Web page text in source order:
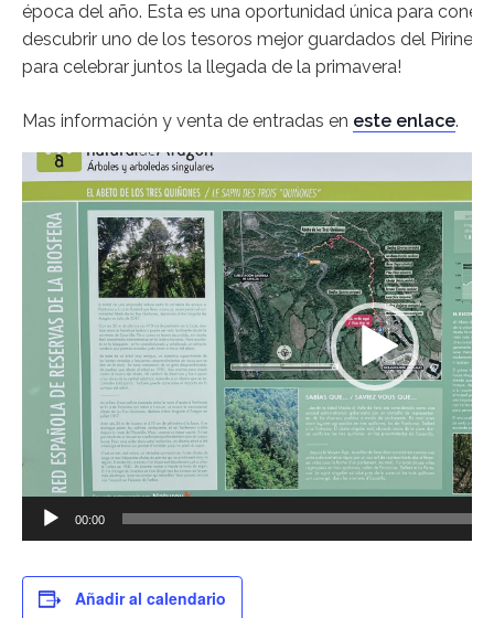
época del año. Esta es una oportunidad única para
descubrir uno de los tesoros mejor guardados del Pirineo
para celebrar juntos la llegada de la primavera!
Mas información y venta de entradas en este enlace.
Reproductor
de
00:00
Añadir al calendario